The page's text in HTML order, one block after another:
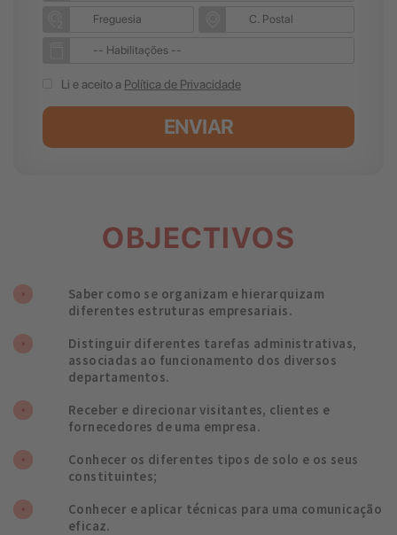
Li e aceito a Política de Privacidade
ENVIAR
OBJECTIVOS
Saber como se organizam e hierarquizam
diferentes estruturas empresariais.
Distinguir diferentes tarefas administrativas,
associadas ao funcionamento dos diversos
departamentos.
Receber e direcionar visitantes, clientes e
fornecedores de uma empresa.
Conhecer os diferentes tipos de solo e os seus
constituintes;
Conhecer e aplicar técnicas para uma comunicação
eficaz.